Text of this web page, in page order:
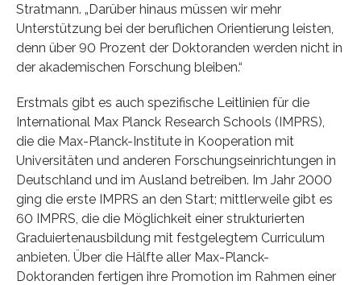
Stratmann. „Darüber hinaus müssen wir mehr
Unterstützung bei der beruflichen Orientierung leisten,
denn über 90 Prozent der Doktoranden werden nicht in
der akademischen Forschung bleiben.“
Erstmals gibt es auch spezifische Leitlinien für die
International Max Planck Research Schools (IMPRS),
die die Max-Planck-Institute in Kooperation mit
Universitäten und anderen Forschungseinrichtungen in
Deutschland und im Ausland betreiben. Im Jahr 2000
ging die erste IMPRS an den Start; mittlerweile gibt es
60 IMPRS, die die Möglichkeit einer strukturierten
Graduiertenausbildung mit festgelegtem Curriculum
anbieten. Über die Hälfte aller Max-Planck-
Doktoranden fertigen ihre Promotion im Rahmen einer